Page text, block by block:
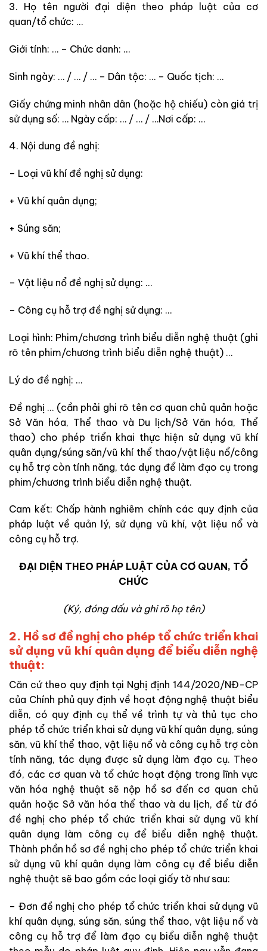
3. Họ tên người đại diện theo pháp luật của cơ
quan/tổ chức: …
Giới tính: … – Chức danh: …
Sinh ngày: … / … / … – Dân tộc: … – Quốc tịch: …
Giấy chứng minh nhân dân (hoặc hộ chiếu) còn giá trị
sử dụng số: … Ngày cấp: … / … / …Nơi cấp: …
4. Nội dung đề nghị:
– Loại vũ khí đề nghị sử dụng:
+ Vũ khí quân dụng;
+ Súng săn;
+ Vũ khí thể thao.
– Vật liệu nổ đề nghị sử dụng: …
– Công cụ hỗ trợ đề nghị sử dụng: …
Loại hình: Phim/chương trình biểu diễn nghệ thuật (ghi
rõ tên phim/chương trình biểu diễn nghệ thuật) …
Lý do đề nghị: …
Đề nghị … (cần phải ghi rõ tên cơ quan chủ quản hoặc
Sở Văn hóa, Thể thao và Du lịch/Sở Văn hóa, Thể
thao) cho phép triển khai thực hiện sử dụng vũ khí
quân dụng/súng săn/vũ khí thể thao/vật liệu nổ/công
cụ hỗ trợ còn tính năng, tác dụng để làm đạo cụ trong
phim/chương trình biểu diễn nghệ thuật.
Cam kết: Chấp hành nghiêm chỉnh các quy định của
pháp luật về quản lý, sử dụng vũ khí, vật liệu nổ và
công cụ hỗ trợ.
ĐẠI DIỆN THEO PHÁP LUẬT CỦA CƠ QUAN, TỔ
CHỨC
(Ký, đóng dấu và ghi rõ họ tên)
2. Hồ sơ đề nghị cho phép tổ chức triển khai
sử dụng vũ khí quân dụng để biểu diễn nghệ
thuật:
Căn cứ theo quy định tại Nghị định 144/2020/NĐ-CP
của Chính phủ quy định về hoạt động nghệ thuật biểu
diễn, có quy định cụ thể về trình tự và thủ tục cho
phép tổ chức triển khai sử dụng vũ khí quân dụng, súng
săn, vũ khí thể thao, vật liệu nổ và công cụ hỗ trợ còn
tính năng, tác dụng được sử dụng làm đạo cụ. Theo
đó, các cơ quan và tổ chức hoạt động trong lĩnh vực
văn hóa nghệ thuật sẽ nộp hồ sơ đến cơ quan chủ
quản hoặc Sở văn hóa thể thao và du lịch, để từ đó
đề nghị cho phép tổ chức triển khai sử dụng vũ khí
quân dụng làm công cụ để biểu diễn nghệ thuật.
Thành phần hồ sơ đề nghị cho phép tổ chức triển khai
sử dụng vũ khí quân dụng làm công cụ để biểu diễn
nghệ thuật sẽ bao gồm các loại giấy tờ như sau:
– Đơn đề nghị cho phép tổ chức triển khai sử dụng vũ
khí quân dụng, súng săn, súng thể thao, vật liệu nổ và
công cụ hỗ trợ để làm đạo cụ biểu diễn nghệ thuật